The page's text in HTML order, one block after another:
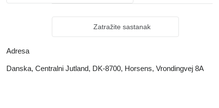
Zatražite sastanak
Adresa
Danska, Centralni Jutland, DK-8700, Horsens, Vrondingvej 8A